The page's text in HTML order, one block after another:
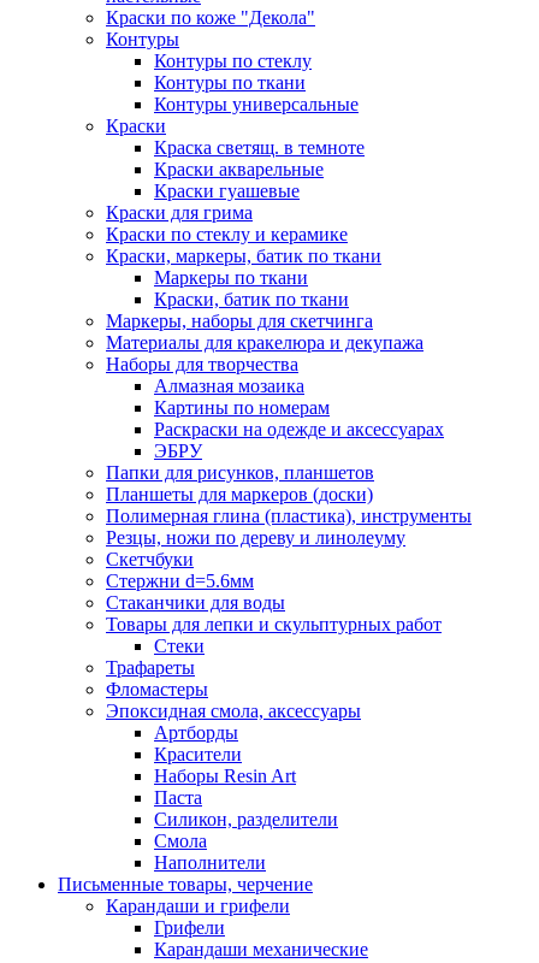
Краски по коже "Декола"
Контуры
Контуры по стеклу
Контуры по ткани
Контуры универсальные
Краски
Краска светящ. в темноте
Краски акварельные
Краски гуашевые
Краски для грима
Краски по стеклу и керамике
Краски, маркеры, батик по ткани
Маркеры по ткани
Краски, батик по ткани
Маркеры, наборы для скетчинга
Материалы для кракелюра и декупажа
Наборы для творчества
Алмазная мозаика
Картины по номерам
Раскраски на одежде и аксессуарах
ЭБРУ
Папки для рисунков, планшетов
Планшеты для маркеров (доски)
Полимерная глина (пластика), инструменты
Резцы, ножи по дереву и линолеуму
Скетчбуки
Стержни d=5.6мм
Стаканчики для воды
Товары для лепки и скульптурных работ
Стеки
Трафареты
Фломастеры
Эпоксидная смола, аксессуары
Артборды
Красители
Наборы Resin Art
Паста
Силикон, разделители
Смола
Наполнители
Письменные товары, черчение
Карандаши и грифели
Грифели
Карандаши механические